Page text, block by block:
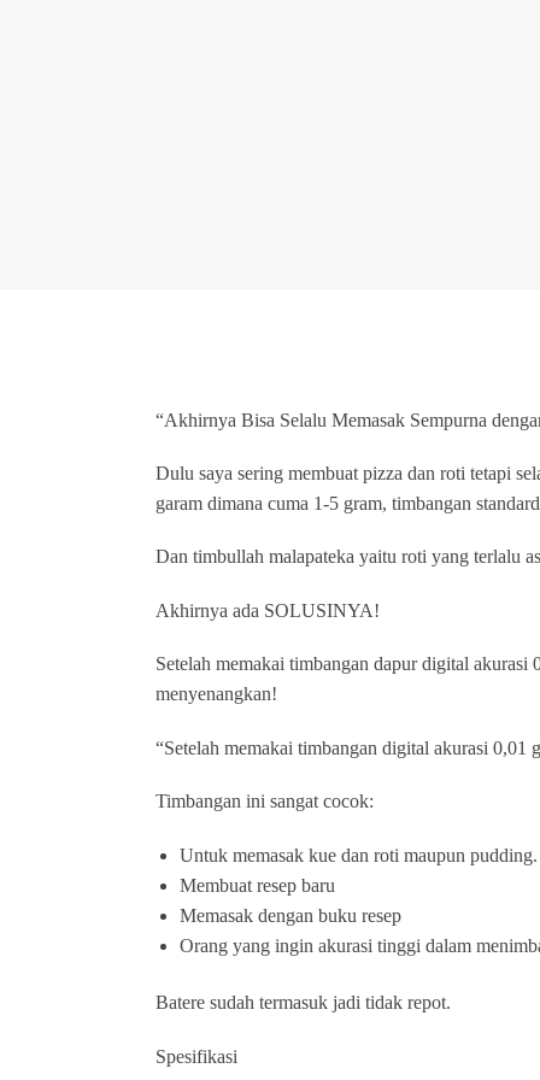
“Akhirnya Bisa Selalu Memasak Sempurna
Dulu saya sering membuat pizza dan roti tetapi
garam dimana cuma 1-5 gram, timbangan
Dan timbullah malapateka yaitu roti yang terlalu
Akhirnya ada SOLUSINYA!
Setelah memakai timbangan dapur digital akurasi
menyenangkan!
“Setelah memakai timbangan digital akurasi 0,01
Timbangan ini sangat cocok:
Untuk memasak kue dan roti maupun pudding.
Membuat resep baru
Memasak dengan buku resep
Orang yang ingin akurasi tinggi dalam
Batere sudah termasuk jadi tidak repot.
Spesifikasi